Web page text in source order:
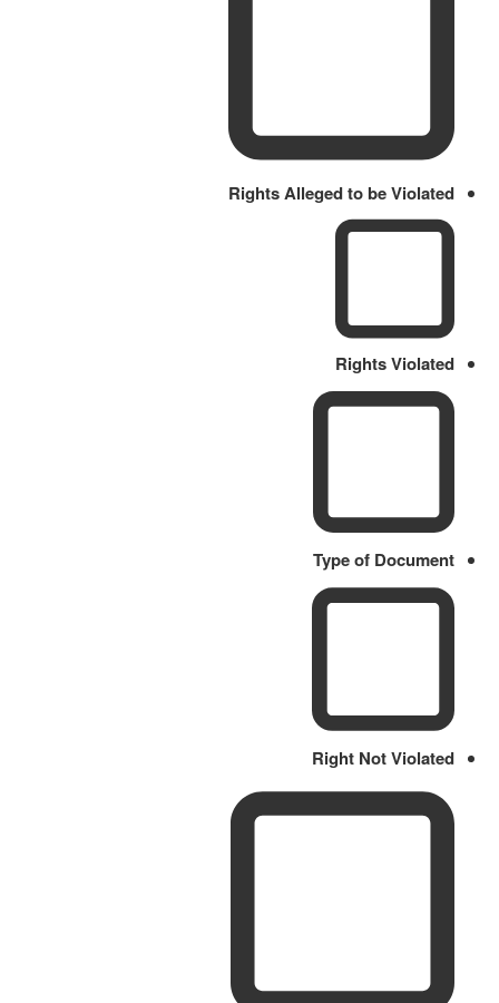
Rights Alleged to be Violated
Rights Violated
Type of Document
Right Not Violated